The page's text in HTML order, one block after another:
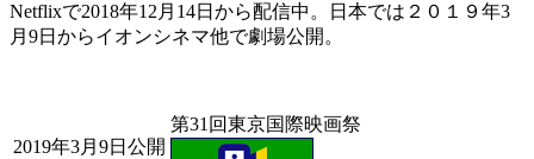
Netflixで2018年12月14日から配信中。日本では２０１９年3
月9日からイオンシネマ他で劇場公開。
2019年3月9日公開
第31回東京国際映画祭